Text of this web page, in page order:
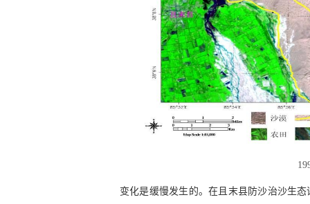
变化是缓慢发生的。在且末县防沙治沙生